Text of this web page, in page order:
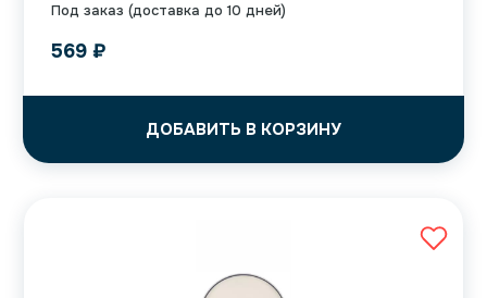
Под заказ (доставка до 10 дней)
569 ₽
ДОБАВИТЬ В КОРЗИНУ